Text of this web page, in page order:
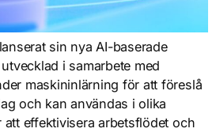
sin nya AI-baserade
i samarbete med
maskininlärning för att föreslå
och kan användas i olika
effektivisera arbetsflödet och